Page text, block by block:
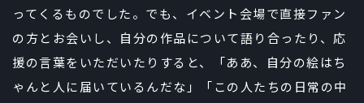
ってくるものでした。でも、イベント会場で直接ファン
の方とお会いし、自分の作品について語り合ったり、応
援の言葉をいただいたりすると、「ああ、自分の絵はち
ゃんと人に届いているんだな」「この人たちの日常の中